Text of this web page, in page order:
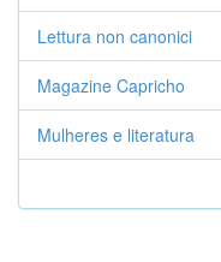
Lettura non canonici
Magazine Capricho
Mulheres e literatura